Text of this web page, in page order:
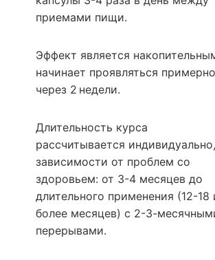
приемами пищи.
Эффект является
начинает проявляться примерно
через 2 недели.
Длительность курса
рассчитывается
зависимости от проблем со
здоровьем: от 3-4 месяцев до
длительного применения (12-18
более месяцев) с 2-3-
перерывами.